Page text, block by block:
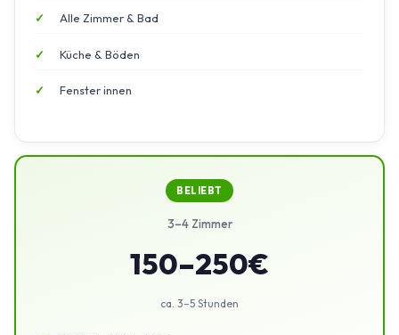
Alle Zimmer & Bad
Küche & Böden
Fenster innen
BELIEBT
3–4 Zimmer
150–250€
ca. 3–5 Stunden